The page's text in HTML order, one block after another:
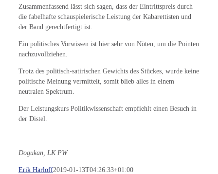
Zusammenfassend lässt sich sagen, dass der Eintrittspreis durch
die fabelhafte schauspielerische Leistung der Kabarettisten und
der Band gerechtfertigt ist.
Ein politisches Vorwissen ist hier sehr von Nöten, um die Pointen
nachzuvollziehen.
Trotz des politisch-satirischen Gewichts des Stückes, wurde keine
politische Meinung vermittelt, somit blieb alles in einem
neutralen Spektrum.
Der Leistungskurs Politikwissenschaft empfiehlt einen Besuch in
der Distel.
Dogukan, LK PW
Erik Harloff2019-01-13T04:26:33+01:00